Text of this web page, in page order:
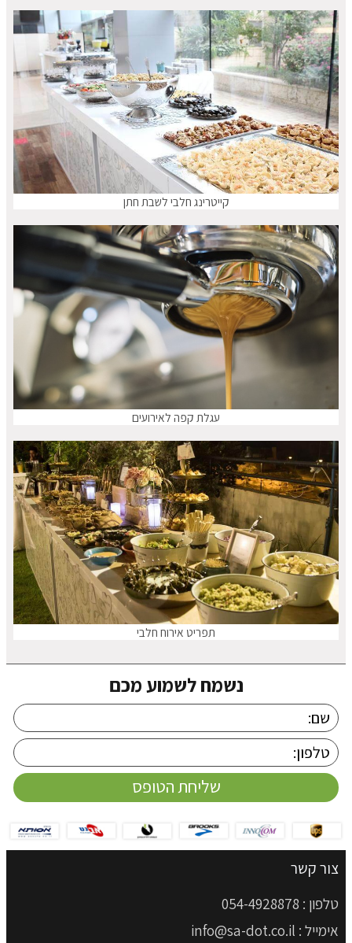
קייטרינג חלבי לשבת חתן
עגלת קפה לאירועים
תפריט אירוח חלבי
נשמח לשמוע מכם
צור קשר
טלפון : 054-4928878
אימייל : info@sa-dot.co.il